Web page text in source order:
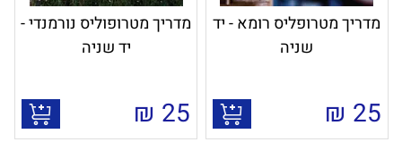
מדריך מטרופליס רומא - יד
שניה
25
₪
מדריך מטרופוליס נורמנדי -
יד שניה
25
₪